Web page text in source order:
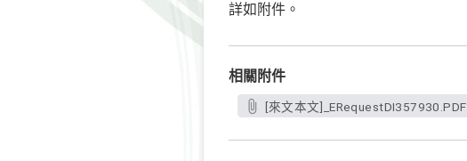
詳如附件。
相關附件
[來文本文]_ERequestDI357930.PDF